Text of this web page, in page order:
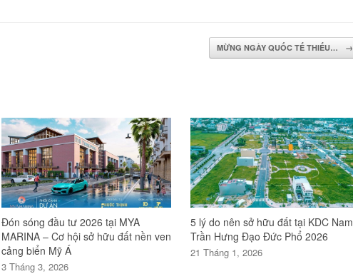
MỪNG NGÀY QUỐC TẾ THIẾU… →
Đón sóng đầu tư 2026 tại MYA
MARINA – Cơ hội sở hữu đất nền ven
cảng biển Mỹ Á
3 Tháng 3, 2026
5 lý do nên sở hữu đất tại KDC Nam
Trần Hưng Đạo Đức Phổ 2026
21 Tháng 1, 2026